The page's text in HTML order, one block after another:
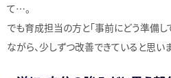
て…。
でも育成担当の方と「事前にどう準備
ながら、少しずつ改善できていると思いま